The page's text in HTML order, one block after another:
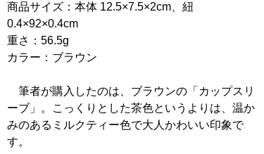
商品サイズ：本体 12.5×7.5×2cm、紐
0.4×92×0.4cm
重さ：56.5g
カラー：ブラウン
筆者が購入したのは、ブラウンの「カップスリ
ーブ」。こっくりとした茶色というよりは、温か
みのあるミルクティー色で大人かわいい印象で
す。